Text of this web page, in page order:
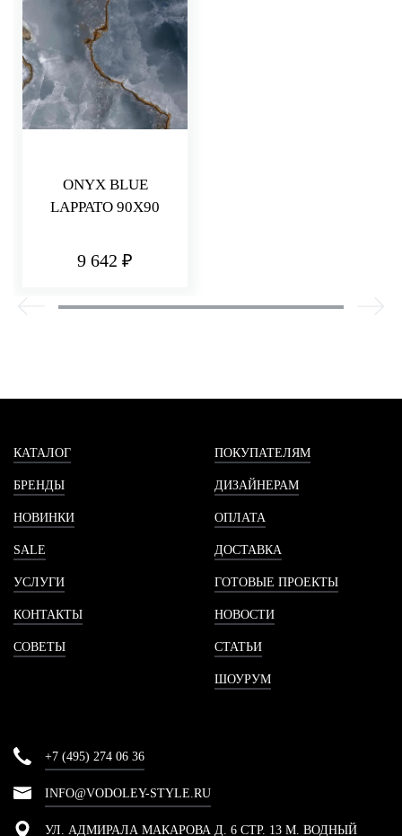
ONYX BLUE
LAPPATO 90X90
9 642 ₽
КАТАЛОГ
БРЕНДЫ
НОВИНКИ
SALE
УСЛУГИ
КОНТАКТЫ
СОВЕТЫ
ПОКУПАТЕЛЯМ
ДИЗАЙНЕРАМ
ОПЛАТА
ДОСТАВКА
ГОТОВЫЕ ПРОЕКТЫ
НОВОСТИ
СТАТЬИ
ШОУРУМ
+7 (495) 274 06 36
INFO@VODOLEY-STYLE.RU
УЛ. АДМИРАЛА МАКАРОВА Д. 6 СТР. 13 М. ВОДНЫЙ